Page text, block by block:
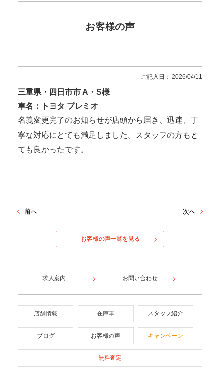
お客様の声
ご記入日： 2026/04/11
三重県・四日市市 A・S様
車名：トヨタ プレミオ
名義変更完了のお知らせが店頭から届き、迅速、丁
寧な対応にとても満足しました。スタッフの方もと
ても良かったです。
前へ 次へ
お客様の声一覧を見る
求人案内 お問い合わせ
店舗情報 在庫車 スタッフ紹介
ブログ お客様の声 キャンペーン
無料査定